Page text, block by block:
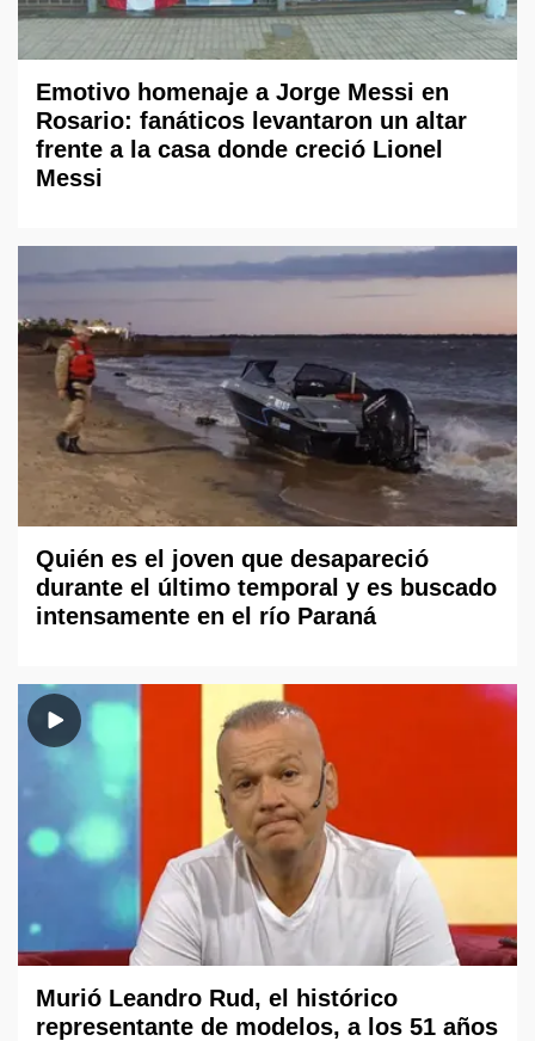
Emotivo homenaje a Jorge Messi en
Rosario: fanáticos levantaron un altar
frente a la casa donde creció Lionel
Messi
Quién es el joven que desapareció
durante el último temporal y es buscado
intensamente en el río Paraná
Murió Leandro Rud, el histórico
representante de modelos, a los 51 años